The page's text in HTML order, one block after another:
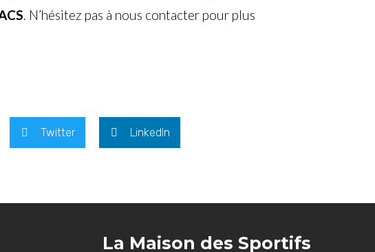
. N’hésitez pas à nous contacter pour plus
Twitter LinkedIn
La Maison des Sportifs